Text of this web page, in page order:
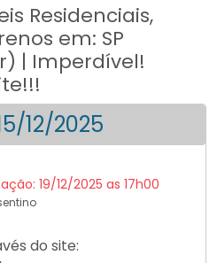
Residenciais,
em: SP
| Imperdível!
12/2025
19/12/2025 as 17h00
do site: